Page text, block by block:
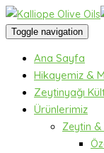
Toggle navigation
Ana Sayfa
Hikayemiz &
Zeytinyağı
Ürünlerimiz
Zeytin &